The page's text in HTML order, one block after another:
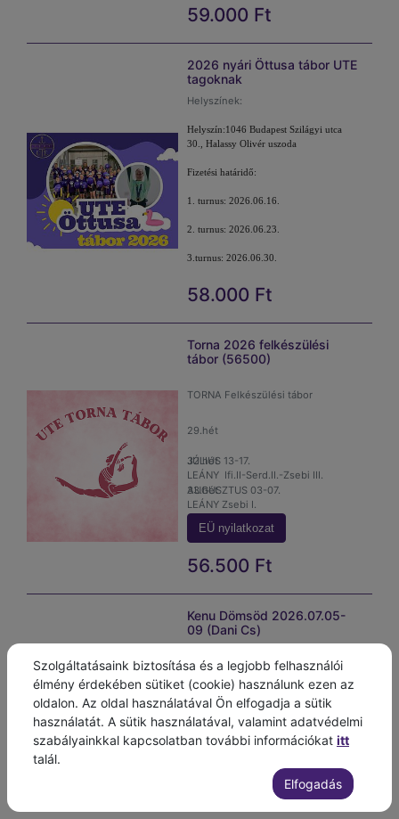
Kérem a képre kattintva vásárolja
Kötelező adatok a
Befizetési határidő:
I. turnusra: 2026.06.08.-ig.
II Turnus:2026.06.15.-ig!
III befizetési határidő:2026.08.13.-ig
Táborszervező: Fekete Krisztina
59.000 Ft
2026 nyári Öttusa tábor UTE
tagoknak
Helyszínek:
Helyszín:1046 Budapest Szilágyi utca
30., Halassy Olivér uszoda
Fizetési határidő:
1. turnus: 2026.06.16.
2. turnus: 2026.06.23.
3.turnus: 2026.06.30.
Kérem, hogy a választott időpont
kifizette a tábort utána legyen
szíves az alábbi űrlapon megadni az
elérhetőségeit.
További információ: ottusa@ute.hu
Boros Alexandra:06 30-362-4659
58.000 Ft
Torna 2026 felkészülési
tábor (56500)
TORNA Felkészülési tábor
29.hét
JÚLIUS 13-17.
LEÁNY Ifi.II-Serd.II.-Zsebi III.
32.hét
AUGUSZTUS 03-07.
LEÁNY Zsebi I.
33.hét
AUGUSZTUS 10-14.
FIÚKiemelt csoport
EÜ nyilatkozat
56.500 Ft
Kenu Dömsöd 2026.07.05-
09 (Dani Cs)
Dömsöd
Dani csoport
2026.07.05.-07.09-ig
55.000 f
Szolgáltatásaink biztosítása és a legjobb felhasználói
élmény érdekében sütiket (cookie) használunk ezen az
oldalon. Az oldal használatával Ön elfogadja a sütik
használatát. A sütik használatával, valamint adatvédelmi
szabályainkkal kapcsolatban további információkat itt
talál.
Elfogadás